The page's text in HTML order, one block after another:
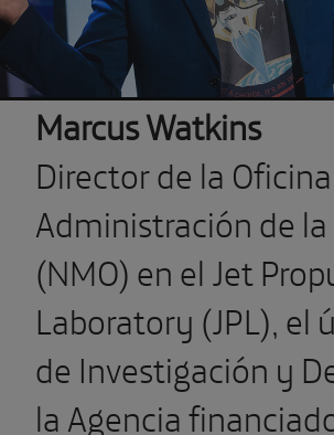
Marcus Watkins
Director de la
Administración de la
(NMO) en el Jet
Laboratory (JPL), el
de Investigación y
la Agencia